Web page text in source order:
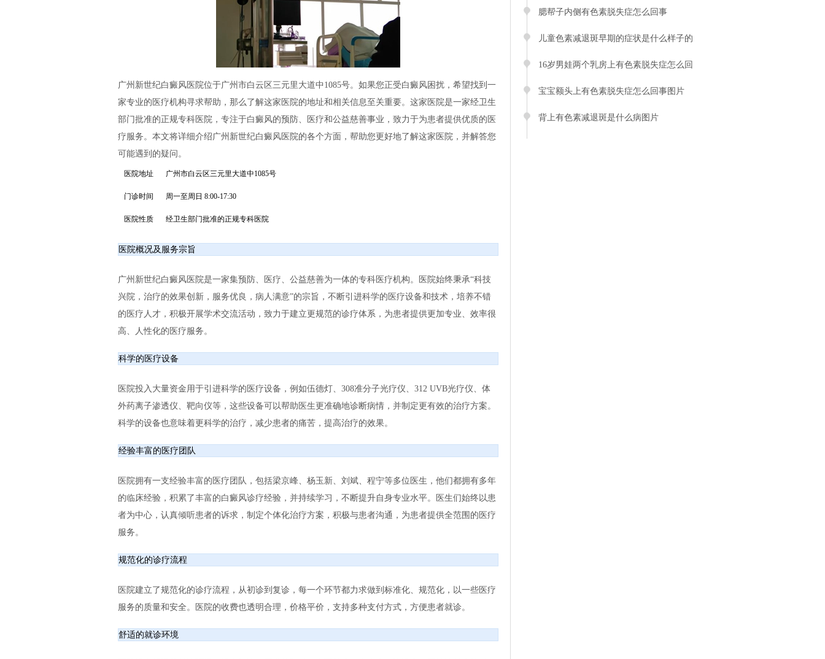
广州新世纪白癜风医院位于广州市白云区三元里大道中1085号。如果您正受白癜风困扰，希望找到一
家专业的医疗机构寻求帮助，那么了解这家医院的地址和相关信息至关重要。这家医院是一家经卫生
部门批准的正规专科医院，专注于白癜风的预防、医疗和公益慈善事业，致力于为患者提供优质的医
疗服务。本文将详细介绍广州新世纪白癜风医院的各个方面，帮助您更好地了解这家医院，并解答您
可能遇到的疑问。
医院地址 广州市白云区三元里大道中1085号
门诊时间 周一至周日 8:00-17:30
医院性质 经卫生部门批准的正规专科医院
医院概况及服务宗旨
广州新世纪白癜风医院是一家集预防、医疗、公益慈善为一体的专科医疗机构。医院始终秉承“科技
兴院，治疗的效果创新，服务优良，病人满意”的宗旨，不断引进科学的医疗设备和技术，培养不错
的医疗人才，积极开展学术交流活动，致力于建立更规范的诊疗体系，为患者提供更加专业、效率很
高、人性化的医疗服务。
科学的医疗设备
医院投入大量资金用于引进科学的医疗设备，例如伍德灯、308准分子光疗仪、312 UVB光疗仪、体
外药离子渗透仪、靶向仪等，这些设备可以帮助医生更准确地诊断病情，并制定更有效的治疗方案。
科学的设备也意味着更科学的治疗，减少患者的痛苦，提高治疗的效果。
经验丰富的医疗团队
医院拥有一支经验丰富的医疗团队，包括梁京峰、杨玉新、刘斌、程宁等多位医生，他们都拥有多年
的临床经验，积累了丰富的白癜风诊疗经验，并持续学习，不断提升自身专业水平。医生们始终以患
者为中心，认真倾听患者的诉求，制定个体化治疗方案，积极与患者沟通，为患者提供全范围的医疗
服务。
规范化的诊疗流程
医院建立了规范化的诊疗流程，从初诊到复诊，每一个环节都力求做到标准化、规范化，以一些医疗
服务的质量和安全。医院的收费也透明合理，价格平价，支持多种支付方式，方便患者就诊。
舒适的就诊环境
腮帮子内侧有色素脱失症怎么回事
儿童色素减退斑早期的症状是什么样子的
16岁男娃两个乳房上有色素脱失症怎么回
宝宝额头上有色素脱失症怎么回事图片
背上有色素减退斑是什么病图片